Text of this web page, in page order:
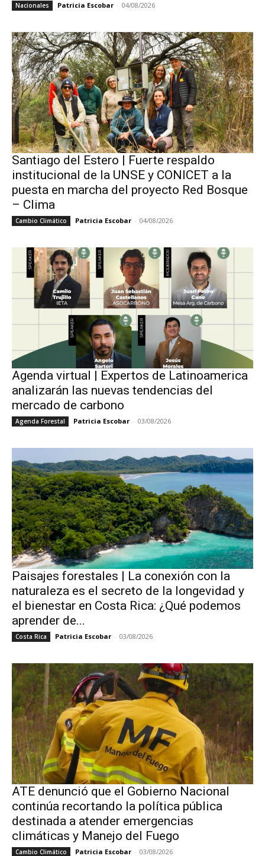
Nacionales Patricia Escobar - 04/08/2026
Santiago del Estero | Fuerte respaldo
institucional de la UNSE y CONICET a la
puesta en marcha del proyecto Red Bosque
– Clima
Cambio Climático Patricia Escobar - 04/08/2026
Agenda virtual | Expertos de Latinoamerica
analizarán las nuevas tendencias del
mercado de carbono
Agenda Forestal Patricia Escobar - 03/08/2026
Paisajes forestales | La conexión con la
naturaleza es el secreto de la longevidad y
el bienestar en Costa Rica: ¿Qué podemos
aprender de...
Costa Rica Patricia Escobar - 03/08/2026
ATE denunció que el Gobierno Nacional
continúa recortando la política pública
destinada a atender emergencias
climáticas y Manejo del Fuego
Cambio Climático Patricia Escobar - 03/08/2026